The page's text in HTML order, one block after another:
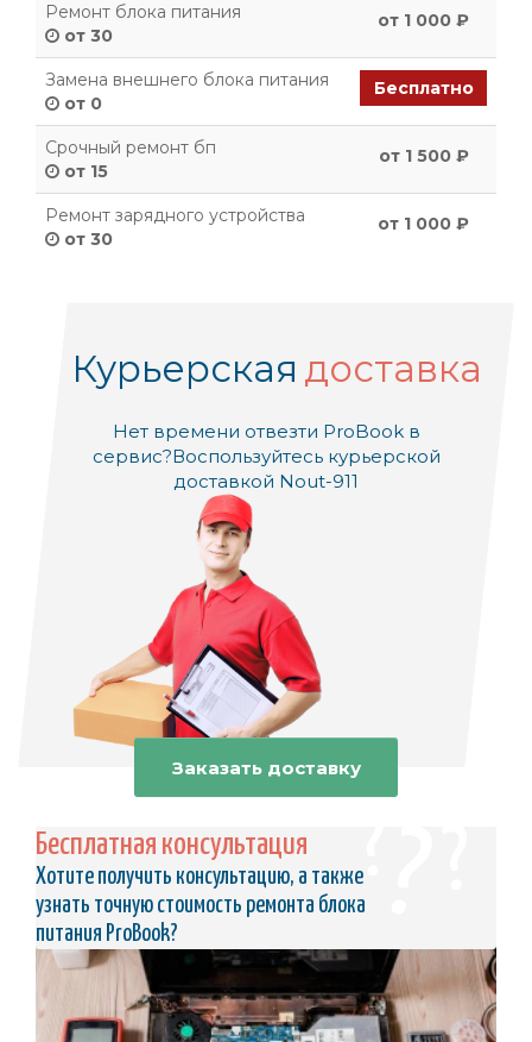
Ремонт блока питания
от 30
от 1 000 ₽
Замена внешнего блока питания
от 0
Бесплатно
Срочный ремонт бп
от 15
от 1 500 ₽
Ремонт зарядного устройства
от 30
от 1 000 ₽
Курьерская доставка
Нет времени отвезти ProBook в
сервис?Воспользуйтесь курьерской
доставкой Nout-911
Заказать доставку
Бесплатная консультация
Хотите получить консультацию, а также
узнать точную стоимость ремонта блока
питания ProBook?